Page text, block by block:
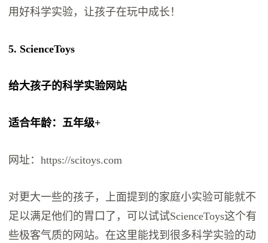
用好科学实验，让孩子在玩中成长！
5. ScienceToys
给大孩子的科学实验网站
适合年龄：五年级+
网址：https://scitoys.com
对更大一些的孩子，上面提到的家庭小实验可能就不
足以满足他们的胃口了，可以试试ScienceToys这个有
些极客气质的网站。在这里能找到很多科学实验的动